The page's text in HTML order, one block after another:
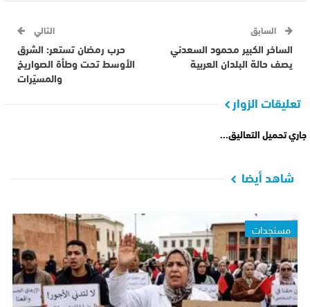
السابق
الساخر الكبير محمود السعدني
يصف حالة البلدان العربية
التالي
حرب رمضان تستعر: الشرق
الأوسط تحت وطأة الصواريخ
والمسيّرات
تعليقات الزوار
جاري تحميل التعاليق...
شاهد أيضا
مستجدات